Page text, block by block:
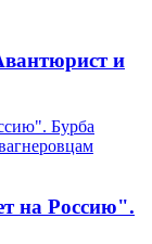
и
на Россию".